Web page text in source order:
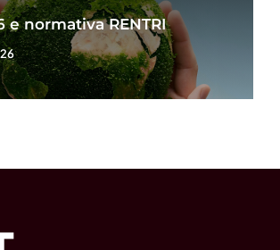
e normativa RENTRI